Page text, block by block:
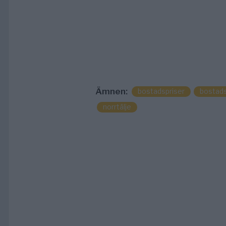
Ämnen: bostadspriser
norrtälje